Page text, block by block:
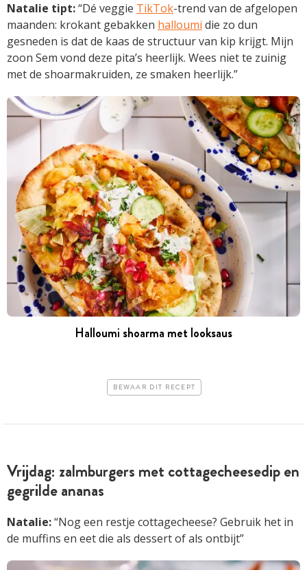
Natalie tipt:“Dé veggie TikTok-trend van de afgelopen
maanden: krokant gebakken halloumi die zo dun
gesneden is dat de kaas de structuur van kip krijgt. Mijn
zoon Sem vond deze pita’s heerlijk. Wees niet te zuinig
met de shoarmakruiden, ze smaken heerlijk.”
Halloumi shoarma met looksaus
BEWAAR DIT RECEPT
Vrijdag: zalmburgers met cottagecheesedip en
gegrilde ananas
Natalie:“Nog een restje cottagecheese? Gebruik het in
de muffins en eet die als dessert of als ontbijt”